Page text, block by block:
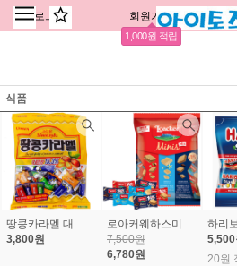
로그인 회원가입
1,000원 적립
식품
땅콩카라멜 대용량 324g ±65개 유통기한 임박할인(9월11일)
3,800원
로아커웨하스미니스 150g
7,500원
6,780원
5,500
20원